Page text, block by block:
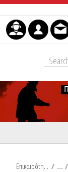
Μετάβαση στο
Επικαιρότητα /